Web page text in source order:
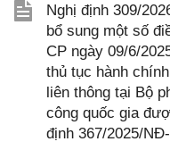
Nghị định 309/
bổ sung một số
CP ngày 09/6/
thủ tục hành
liên thông tại Bộ
công quốc gia
định 367/2025/